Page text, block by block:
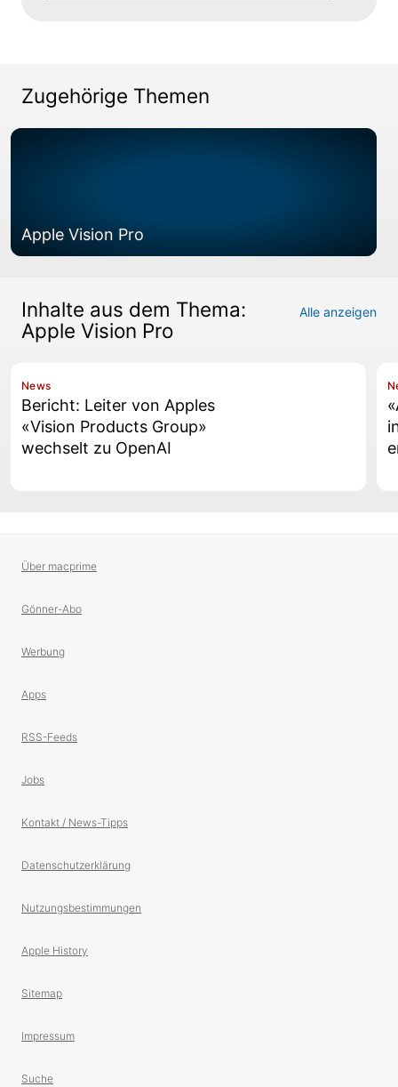
Zugehörige Themen
Apple Vision Pro
Inhalte aus dem Thema:
Apple Vision Pro
Alle anzeigen
News
Bericht: Leiter von Apples
«Vision Products Group»
wechselt zu OpenAI
Über macprime
Gönner-Abo
Werbung
Apps
RSS-Feeds
Jobs
Kontakt / News-Tipps
Datenschutzerklärung
Nutzungsbestimmungen
Apple History
Sitemap
Impressum
Suche